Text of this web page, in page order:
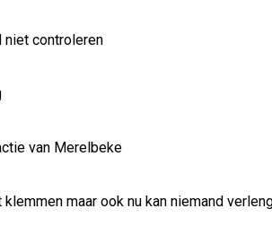
niet controleren
van Merelbeke
maar ook nu kan niemand